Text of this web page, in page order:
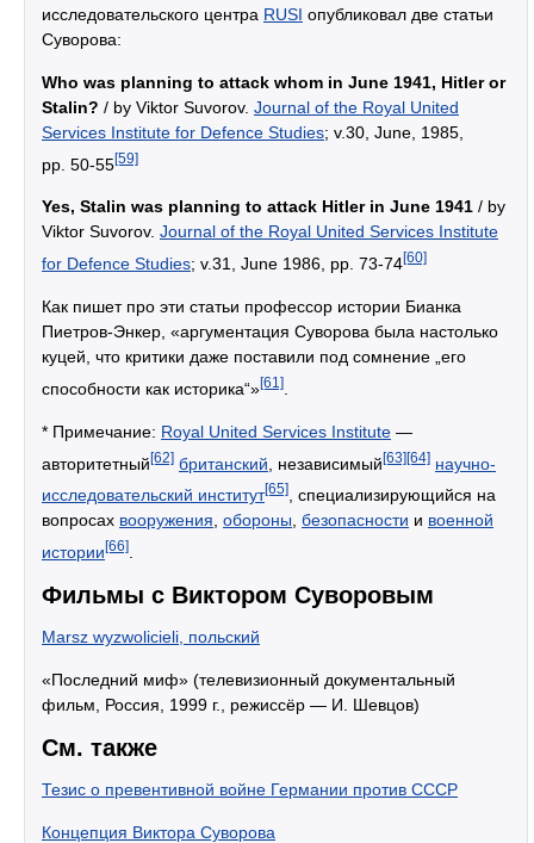
исследовательского центра RUSI опубликовал две статьи
Суворова:
Who was planning to attack whom in June 1941, Hitler or
Stalin? / by Viktor Suvorov. Journal of the Royal United
Services Institute for Defence Studies; v.30, June, 1985,
pp. 50-55[59]
Yes, Stalin was planning to attack Hitler in June 1941 / by
Viktor Suvorov. Journal of the Royal United Services Institute
for Defence Studies; v.31, June 1986, pp. 73-74[60]
Как пишет про эти статьи профессор истории Бианка
Пиетров-Энкер, «аргументация Суворова была настолько
куцей, что критики даже поставили под сомнение „его
способности как историка“»[61]
* Примечание: Royal United Services Institute —
авторитетный[62] британский , независимый[63][64] научно-
исследовательский институт[65]
, специализирующийся на
вопросах вооружения обороны безопасности и военной
истории [66]
Фильмы с Виктором Суворовым
Marsz wyzwolicieli, польский
«Последний миф» (телевизионный документальный
фильм, Россия, 1999 г., режиссёр — И. Шевцов)
См. также
Тезис о превентивной войне Германии против СССР
Концепция Виктора Суворова